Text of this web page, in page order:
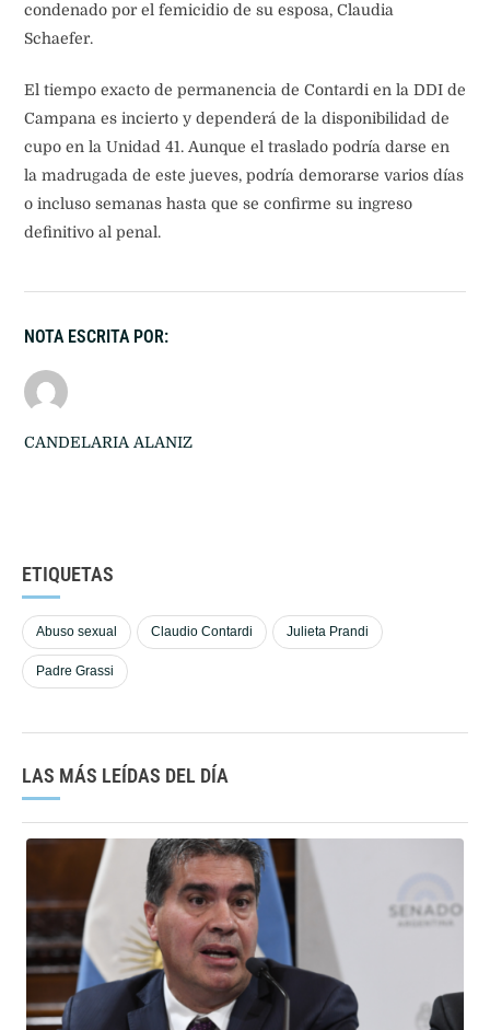
condenado por el femicidio de su esposa, Claudia
Schaefer.
El tiempo exacto de permanencia de Contardi en la DDI de
Campana es incierto y dependerá de la disponibilidad de
cupo en la Unidad 41. Aunque el traslado podría darse en
la madrugada de este jueves, podría demorarse varios días
o incluso semanas hasta que se confirme su ingreso
definitivo al penal.
NOTA ESCRITA POR:
CANDELARIA ALANIZ
ETIQUETAS
Abuso sexual Claudio Contardi Julieta Prandi
Padre Grassi
LAS MÁS LEÍDAS DEL DÍA